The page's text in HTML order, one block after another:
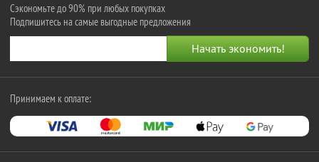
Сэкономьте до 90% при любых покупках
Подпишитесь на самые выгодные предложения
Принимаем к оплате: